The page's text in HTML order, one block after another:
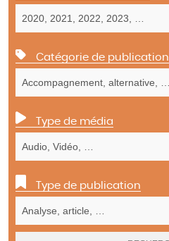
Catégorie de publication
Type de média
Type de publication